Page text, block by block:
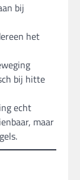
bij
het
bij hitte
echt
maar